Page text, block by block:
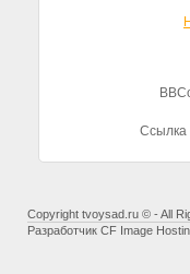
Ссылка
Copyright tvoysad.ru © - All
Разработчик CF Image